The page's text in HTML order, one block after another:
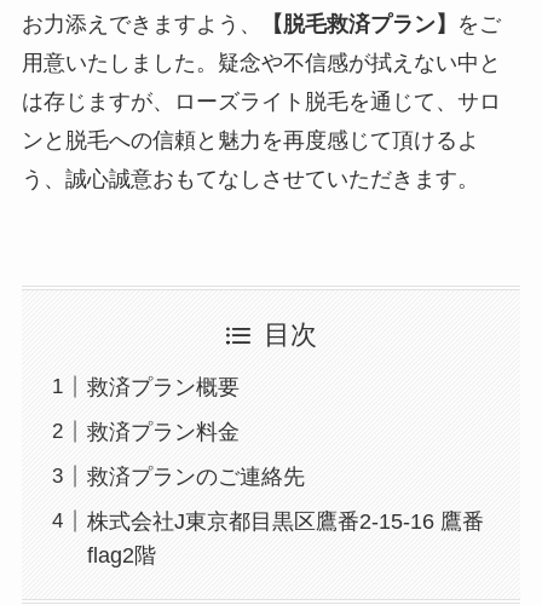
お力添えできますよう、
【脱毛救済プラン】
をご
用意いたしました。疑念や不信感が拭えない中と
は存じますが、ローズライト脱毛を通じて、サロ
ンと脱毛への信頼と魅力を再度感じて頂けるよ
う、誠心誠意おもてなしさせていただきます。
目次
救済プラン概要
救済プラン料金
救済プランのご連絡先
株式会社J東京都目黒区鷹番2-15-16 鷹番
flag2階